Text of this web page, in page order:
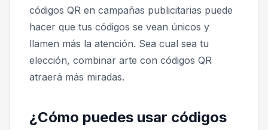
códigos QR en campañas publicitarias puede
hacer que tus códigos se vean únicos y
llamen más la atención. Sea cual sea tu
elección, combinar arte con códigos QR
atraerá más miradas.
¿Cómo puedes usar códigos